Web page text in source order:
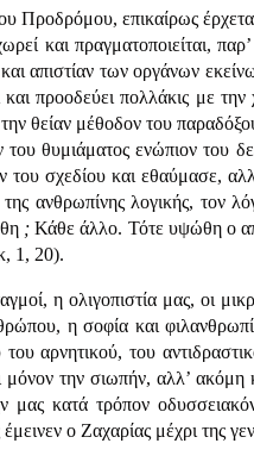
Προδρόμου, επικαίρως
και πραγματοποιείται,
απιστίαν των οργάνων
προοδεύει πολλάκις με
θείαν μέθοδον του
θυμιάματος ενώπιον του
σχεδίου και εθαύμασε,
ανθρωπίνης λογικής, τον
;Κάθε άλλο. Τότε υψώθη ο
1, 20).
η ολιγοπιστία μας, οι
η σοφία και
του αρνητικού, του
την σιωπήν, αλλ’ ακόμη
κατά τρόπον
ο Ζαχαρίας μέχρι της